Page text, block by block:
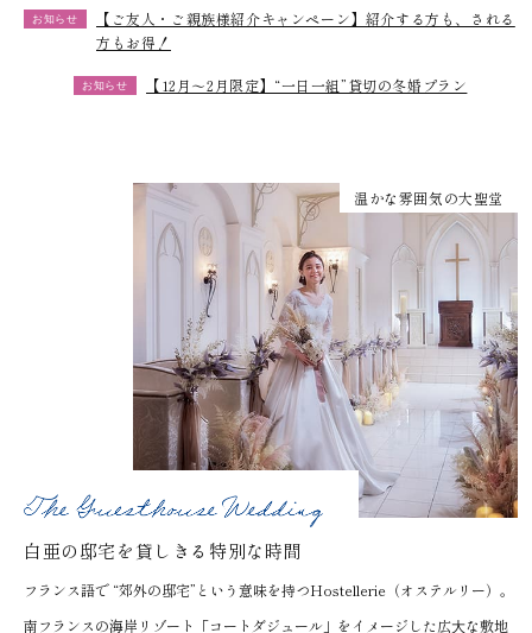
お知らせ
【ご友人・ご親族様紹介キャンペーン】紹介する方も、される
方もお得！
お知らせ 【12月～2月限定】“一日一組”貸切の冬婚プラン
温かな雰囲気の大聖堂
白亜の邸宅を貸しきる特別な時間
フランス語で “郊外の邸宅”という意味を持つHostellerie（オステルリー）。
南フランスの海岸リゾート「コートダジュール」をイメージした広⼤な敷地